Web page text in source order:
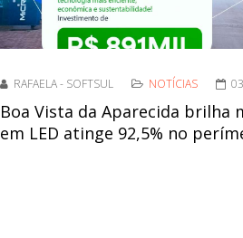
RAFAELA - SOFTSUL NOTÍCIAS
Boa Vista da Aparecida brilha
em LED atinge 92,5% no